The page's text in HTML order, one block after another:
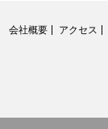
会社概要 アクセス